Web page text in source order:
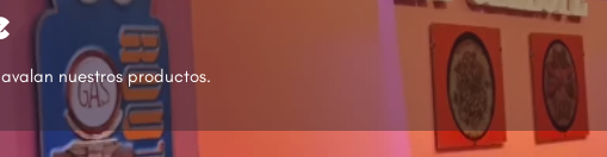
nuestros productos.